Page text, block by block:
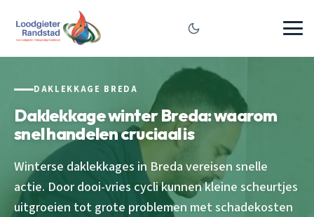
DAKLEKKAGE BREDA
Daklekkage winter Breda: waarom
snel handelen cruciaal is
Winterse daklekkages in Breda vereisen snelle
actie. Door dooi-vries cycli kunnen kleine scheurtjes
uitgroeien tot grote problemen met schadekosten